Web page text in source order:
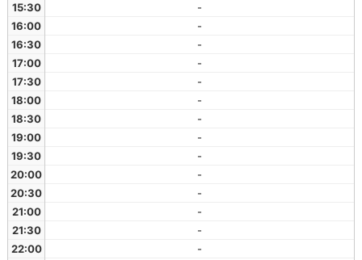
15:30
-
16:00
-
16:30
-
17:00
-
17:30
-
18:00
-
18:30
-
19:00
-
19:30
-
20:00
-
20:30
-
21:00
-
21:30
-
22:00
-